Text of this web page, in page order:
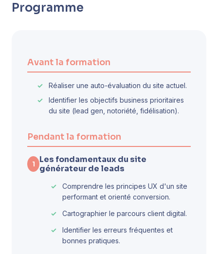
Programme
Avant la formation
Réaliser une auto-évaluation du site actuel.
Identifier les objectifs business prioritaires
du site (lead gen, notoriété, fidélisation).
Pendant la formation
1
Les fondamentaux du site
générateur de leads
Comprendre les principes UX d'un site
performant et orienté conversion.
Cartographier le parcours client digital.
Identifier les erreurs fréquentes et
bonnes pratiques.